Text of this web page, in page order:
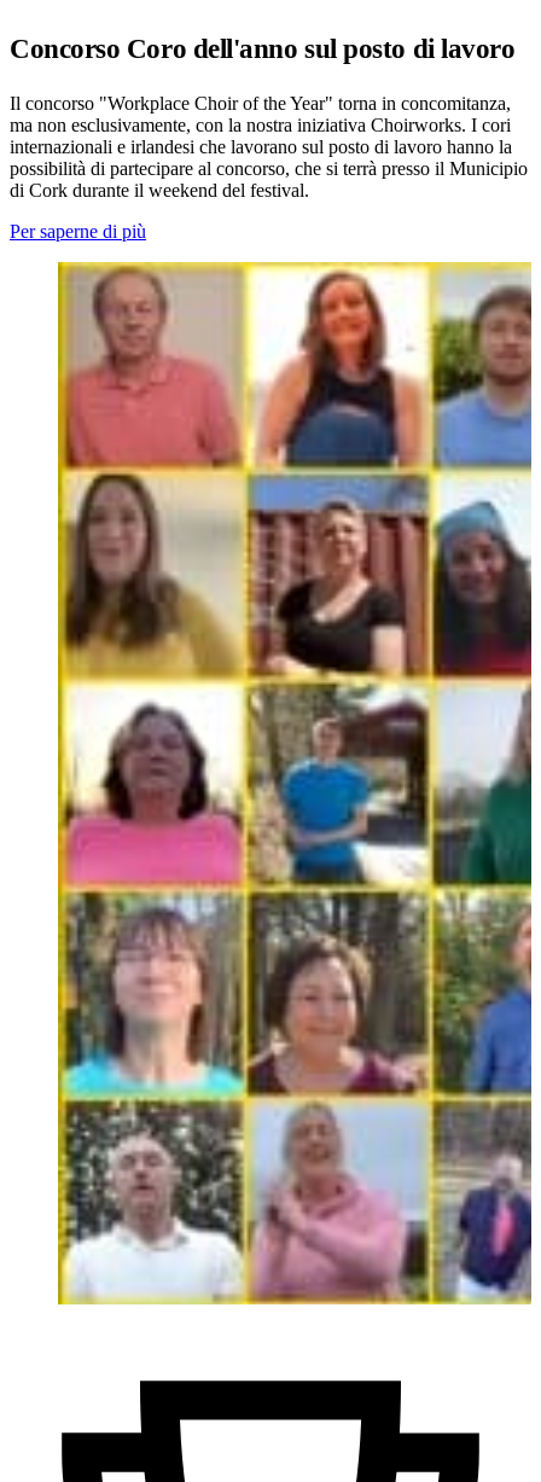
Concorso Coro dell'anno sul posto di lavoro
Il concorso "Workplace Choir of the Year" torna in concomitanza,
ma non esclusivamente, con la nostra iniziativa Choirworks. I cori
internazionali e irlandesi che lavorano sul posto di lavoro hanno la
possibilità di partecipare al concorso, che si terrà presso il Municipio
di Cork durante il weekend del festival.
Per saperne di più